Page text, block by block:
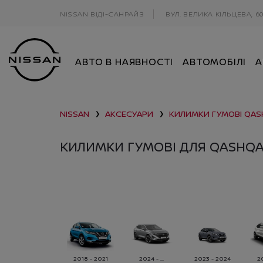
NISSAN ВІДІ-САНРАЙЗ ВУЛ. ВЕЛИКА КІЛЬЦЕВА,
АВТО В НАЯВНОСТІ АВТОМОБІЛІ
NISSAN ❯ АКСЕСУАРИ ❯ КИЛИМКИ ГУМОВІ
КИЛИМКИ ГУМОВІ ДЛЯ
2018 - 2021 2024 - ... 2023 - 2024